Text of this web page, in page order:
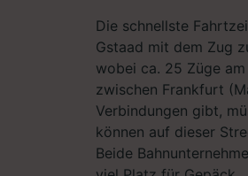
Die schnellste
Gstaad mit dem Zug
wobei ca. 25 Züge
zwischen Frankfurt
Verbindungen gibt,
können auf dieser
Beide